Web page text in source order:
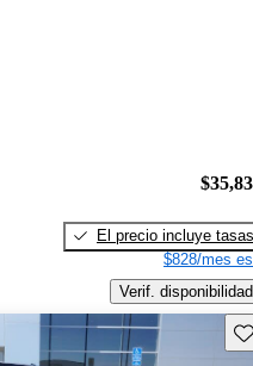
El precio incluye tasas
$828/mes
Verif. disponibilidad